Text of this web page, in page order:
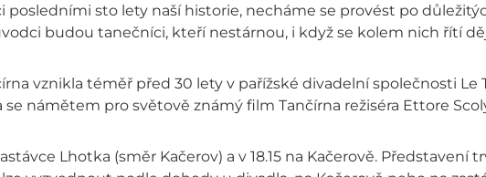
posledními sto lety naší historie, necháme se provést po
budou tanečníci, kteří nestárnou, i když se kolem nich řítí
vznikla téměř před 30 lety v pařížské divadelní společnosti Le
se námětem pro světově známý film Tančírna režiséra Ettore
Lhotka (směr Kačerov) a v 18.15 na Kačerově. Představení